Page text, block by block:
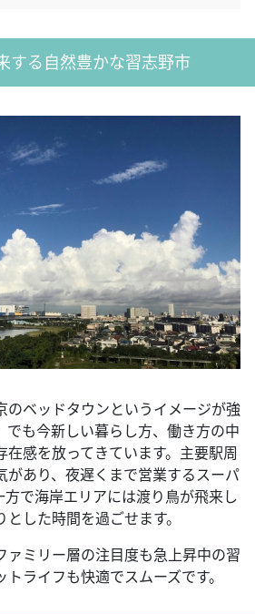
する自然豊かな習志野市
のベッドタウンというイメージが強
でも今新しい暮らし方、働き方の中
在感を放ってきています。主要駅周
があり、夜遅くまで営業するスーパ
方で海岸エリアには渡り鳥が飛来し
した時間を過ごせます。
ァミリー層の注目度も急上昇中の習
ライフも快適でスムーズです。